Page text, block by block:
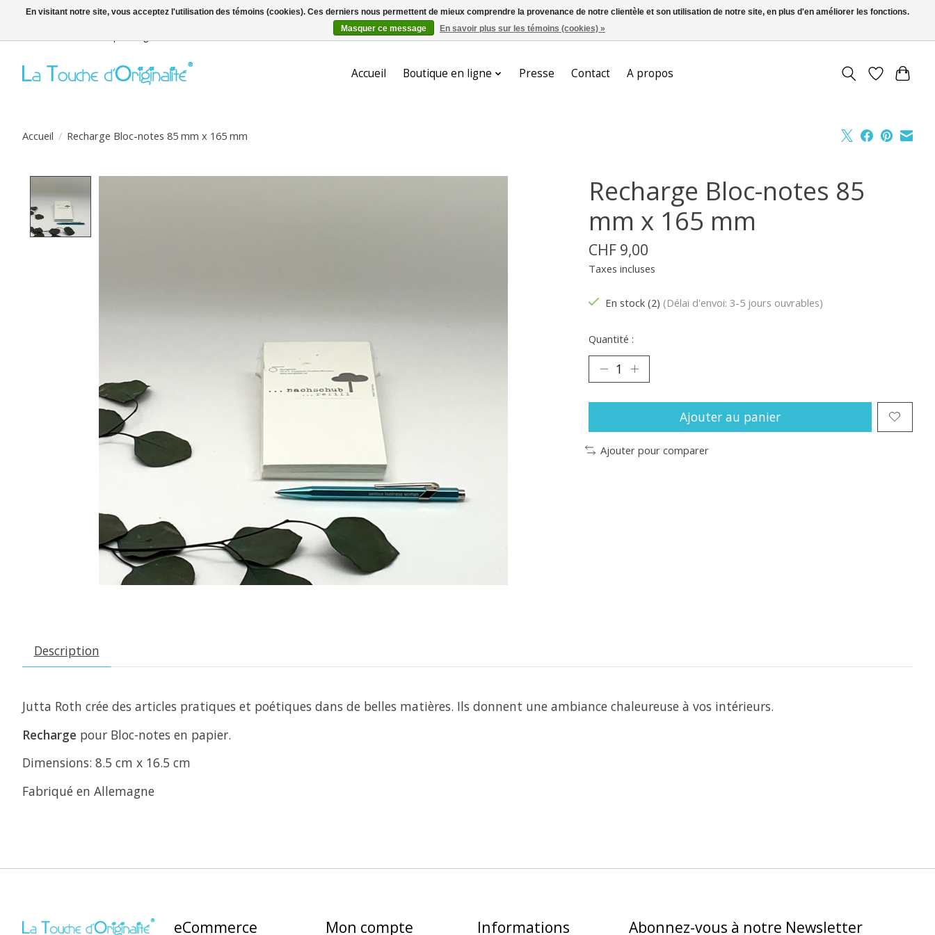
Accueil Boutique en ligne Presse Contact A propos
Accueil / Recharge Bloc-notes 85 mm x 165 mm
Recharge Bloc-notes 85
mm x 165 mm
CHF 9,00
Taxes incluses
En stock (2) (Délai d'envoi: 3-5 jours ouvrables)
Quantité :
Ajouter au panier
Ajouter pour comparer
Description
Jutta Roth crée des articles pratiques et poétiques dans de belles matières. Ils donnent une ambiance chaleureuse à vos intérieurs.
Recharge pour Bloc-notes en papier.
Dimensions: 8.5 cm x 16.5 cm
Fabriqué en Allemagne
eCommerce Mon compte Informations Abonnez-vous à notre Newsletter
En visitant notre site, vous acceptez l'utilisation des témoins (cookies). Ces derniers nous permettent de mieux comprendre la provenance de notre clientèle et son utilisation de notre site, en plus d'en améliorer les fonctions.
Masquer ce message
En savoir plus sur les témoins (cookies) »